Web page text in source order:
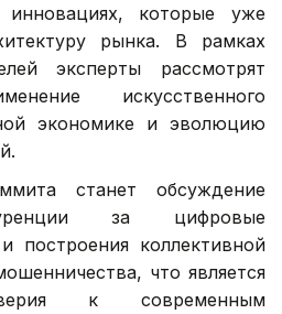
инновациях, которые уже
рынка. В рамках
эксперты рассмотрят
искусственного
экономике и эволюцию
станет обсуждение
за цифровые
построения коллективной
что является
к современным